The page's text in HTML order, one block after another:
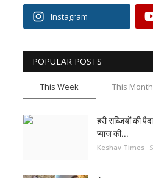
Instagram
POPULAR POSTS
This Week This Month
हरी सब्जियों की
प्याज की...
Keshav Times